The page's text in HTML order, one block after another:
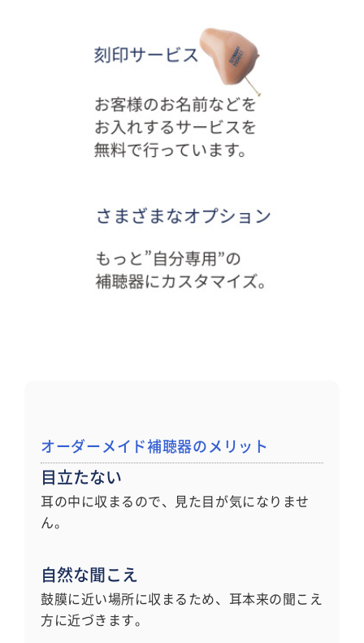
オーダーメイド補聴器のメリット
目立たない
耳の中に収まるので、見た目が気になりませ
ん。
自然な聞こえ
鼓膜に近い場所に収まるため、耳本来の聞こえ
方に近づきます。